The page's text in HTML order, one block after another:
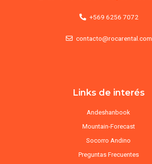
+569 6256 7072
contacto@rocarental.com
Links de interés
Andeshanbook
Mountain-Forecast
Socorro Andino
Preguntas Frecuentes